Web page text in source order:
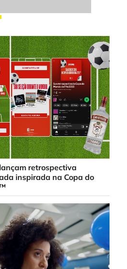
retrospectiva
inspirada na Copa do